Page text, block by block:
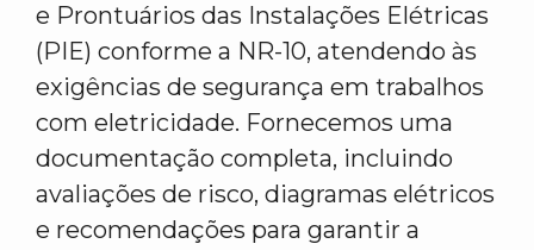
e Prontuários das Instalações Elétricas
(PIE) conforme a NR-10, atendendo às
exigências de segurança em trabalhos
com eletricidade. Fornecemos uma
documentação completa, incluindo
avaliações de risco, diagramas elétricos
e recomendações para garantir a